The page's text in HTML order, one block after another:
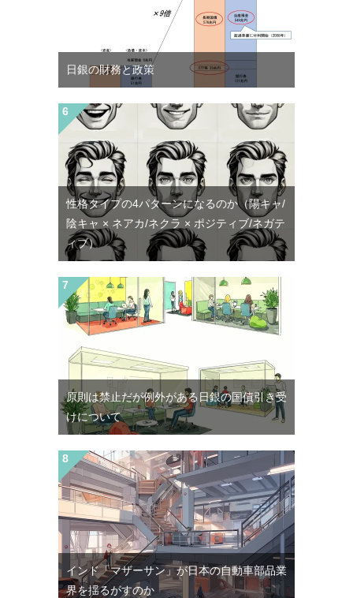
日銀の財務と政策
性格タイプの4パターンになるのか（陽キャ/
陰キャ × ネアカ/ネクラ × ポジティブ/ネガテ
ィブ）
原則は禁止だが例外がある日銀の国債引き受
けについて
インド「マザーサン」が日本の自動車部品業
界を揺るがすのか